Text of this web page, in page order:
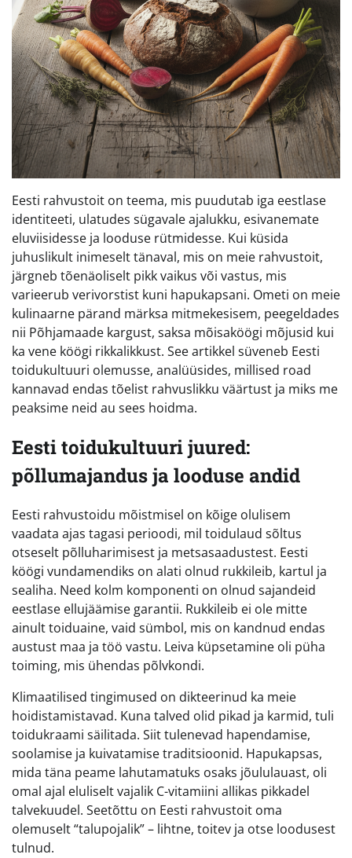
Eesti rahvustoit on teema, mis puudutab iga eestlase
identiteeti, ulatudes sügavale ajalukku, esivanemate
eluviisidesse ja looduse rütmidesse. Kui küsida
juhuslikult inimeselt tänaval, mis on meie rahvustoit,
järgneb tõenäoliselt pikk vaikus või vastus, mis
varieerub verivorstist kuni hapukapsani. Ometi on meie
kulinaarne pärand märksa mitmekesisem, peegeldades
nii Põhjamaade kargust, saksa mõisaköögi mõjusid kui
ka vene köögi rikkalikkust. See artikkel süveneb Eesti
toidukultuuri olemusse, analüüsides, millised road
kannavad endas tõelist rahvuslikku väärtust ja miks me
peaksime neid au sees hoidma.
Eesti toidukultuuri juured:
põllumajandus ja looduse andid
Eesti rahvustoidu mõistmisel on kõige olulisem
vaadata ajas tagasi perioodi, mil toidulaud sõltus
otseselt põlluharimisest ja metsasaadustest. Eesti
köögi vundamendiks on alati olnud rukkileib, kartul ja
sealiha. Need kolm komponenti on olnud sajandeid
eestlase ellujäämise garantii. Rukkileib ei ole mitte
ainult toiduaine, vaid sümbol, mis on kandnud endas
austust maa ja töö vastu. Leiva küpsetamine oli püha
toiming, mis ühendas põlvkondi.
Klimaatilised tingimused on dikteerinud ka meie
hoidistamistavad. Kuna talved olid pikad ja karmid, tuli
toidukraami säilitada. Siit tulenevad hapendamise,
soolamise ja kuivatamise traditsioonid. Hapukapsas,
mida täna peame lahutamatuks osaks jõululauast, oli
omal ajal eluliselt vajalik C-vitamiini allikas pikkadel
talvekuudel. Seetõttu on Eesti rahvustoit oma
olemuselt “talupojalik” – lihtne, toitev ja otse loodusest
tulnud.